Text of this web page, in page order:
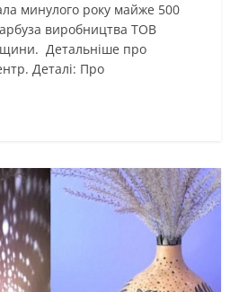
минулого року майже 500
виробництва ТОВ
Детальніше про
Деталі: Про